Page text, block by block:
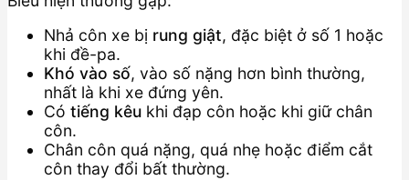
Nhả côn xe bị rung giật, đặc biệt ở số 1 hoặc
khi đề-pa.
Khó vào số, vào số nặng hơn bình thường,
nhất là khi xe đứng yên.
Có tiếng kêu khi đạp côn hoặc khi giữ chân
côn.
Chân côn quá nặng, quá nhẹ hoặc điểm cắt
côn thay đổi bất thường.